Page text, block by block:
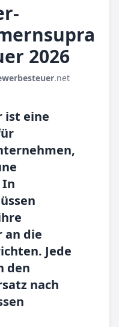
2026
.net
ist eine
an die
Jede
den
nach